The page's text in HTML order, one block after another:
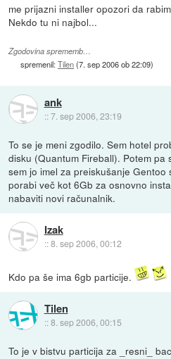
me prijazni installer opozori da
Nekdo tu ni najbol...
Zgodovina sprememb…
spremenil:Tilen(7. sep 2006 ob 22:09)
ank
::7. sep 2006, 23:19
To se je meni zgodilo. Sem hotel
disku (Quantum Fireball). Potem pa
sem jo imel za preiskušanje
porabi več kot 6Gb za osnovno
nabaviti novi računalnik.
Izak
::8. sep 2006, 00:12
Kdo pa še ima 6gb particije.
Tilen
::8. sep 2006, 00:15
To je v bistvu particija za _resni_